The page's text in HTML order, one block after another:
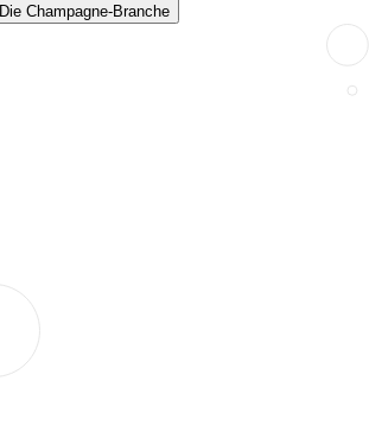
Die Champagne-Branche